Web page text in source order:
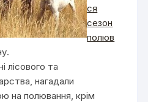
ся
сезон
полюв
лісового та
нагадали
на полювання, крім